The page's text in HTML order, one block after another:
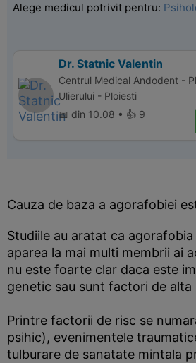
Alege medicul potrivit pentru:
Dr. Statnic Valentin
Centrul Medical Andodent -
Ulierului - Ploiesti
📅 din 10.08 • 👍 9
Cauza de baza a agorafobiei
Studiile au aratat ca
aparea la mai multi membrii ai
nu este foarte clar daca este
genetic sau sunt factori de alta
Printre factorii de risc se
psihic), evenimentele
tulburare de sanatate mintala